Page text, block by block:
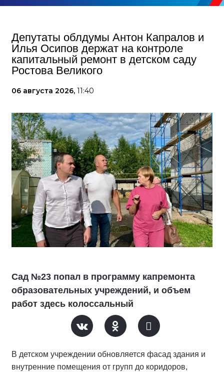
Депутаты облдумы Антон Капралов и
Илья Осипов держат на контроле
капитальный ремонт в детском саду
Ростова Великого
06 августа 2026, 11:40
Сад №23 попал в программу капремонта
образовательных учреждений, и объем
работ здесь колоссальный
В детском учреждении обновляется фасад здания и
внутренние помещения от групп до коридоров,